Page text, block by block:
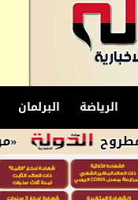
الرياضة البرلمان
«مركز